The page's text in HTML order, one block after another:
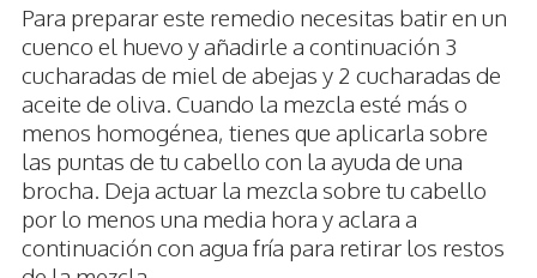
Para preparar este remedio necesitas batir en un
cuenco el huevo y añadirle a continuación 3
cucharadas de miel de abejas y 2 cucharadas de
aceite de oliva. Cuando la mezcla esté más o
menos homogénea, tienes que aplicarla sobre
las puntas de tu cabello con la ayuda de una
brocha. Deja actuar la mezcla sobre tu cabello
por lo menos una media hora y aclara a
continuación con agua fría para retirar los restos